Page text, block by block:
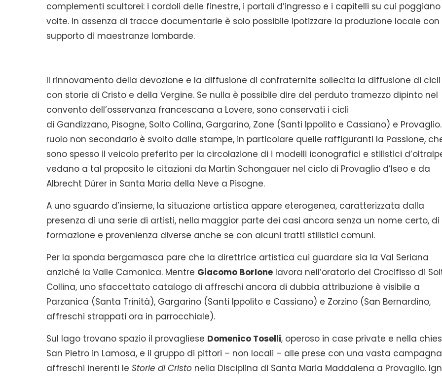
complementi scultorei: i cordoli delle finestre, i portali d’ingresso e i capitelli su cui poggiano
volte. In assenza di tracce documentarie è solo possibile ipotizzare la produzione locale con
supporto di maestranze lombarde.
Il rinnovamento della devozione e la diffusione di confraternite sollecita la diffusione di cicli
con storie di Cristo e della Vergine. Se nulla è possibile dire del perduto tramezzo dipinto nel
convento dell’osservanza francescana a Lovere, sono conservati i cicli
di Gandizzano, Pisogne, Solto Collina, Gargarino, Zone (Santi Ippolito e Cassiano) e
ruolo non secondario è svolto dalle stampe, in particolare quelle raffiguranti la Passione,
sono spesso il veicolo preferito per la circolazione di i modelli iconografici e stilistici
vedano a tal proposito le citazioni da Martin Schongauer nel ciclo di Provaglio d’Iseo e da
Albrecht Dürer in Santa Maria della Neve a Pisogne.
A uno sguardo d’insieme, la situazione artistica appare eterogenea, caratterizzata dalla
presenza di una serie di artisti, nella maggior parte dei casi ancora senza un nome certo, di
formazione e provenienza diverse anche se con alcuni tratti stilistici comuni.
Per la sponda bergamasca pare che la direttrice artistica cui guardare sia la Val Seriana
anziché la Valle Camonica. Mentre Giacomo Borlone lavora nell’oratorio del Crocifisso di
Collina, uno sfaccettato catalogo di affreschi ancora di dubbia attribuzione è visibile a
Parzanica (Santa Trinità), Gargarino (Santi Ippolito e Cassiano) e Zorzino (San Bernardino,
affreschi strappati ora in parrocchiale).
Sul lago trovano spazio il provagliese Domenico Toselli, operoso in case private e nella
San Pietro in Lamosa, e il gruppo di pittori – non locali – alle prese con una vasta
affreschi inerenti leStorie di Cristo nella Disciplina di Santa Maria Maddalena a Provaglio.